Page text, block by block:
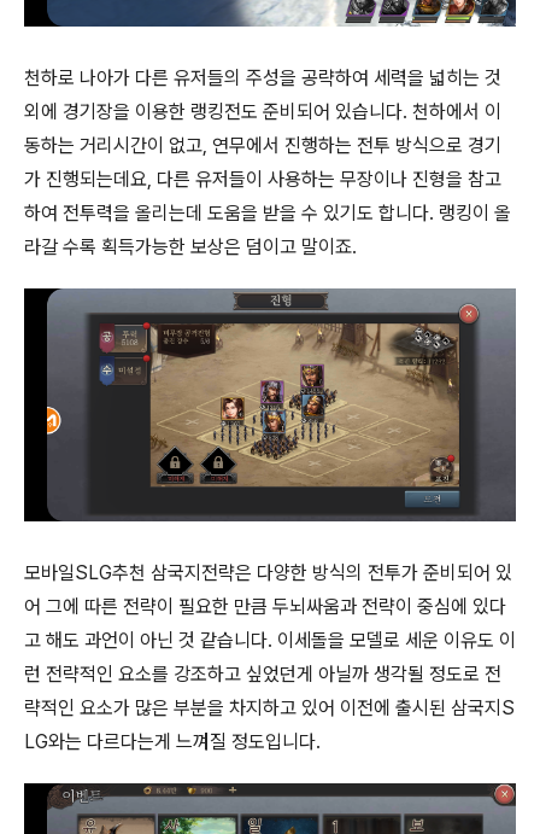
천하로 나아가 다른 유저들의 주성을 공략하여 세력을 넓히는 것
외에 경기장을 이용한 랭킹전도 준비되어 있습니다. 천하에서 이
동하는 거리시간이 없고, 연무에서 진행하는 전투 방식으로 경기
가 진행되는데요, 다른 유저들이 사용하는 무장이나 진형을 참고
하여 전투력을 올리는데 도움을 받을 수 있기도 합니다. 랭킹이 올
라갈 수록 획득가능한 보상은 덤이고 말이죠.
모바일SLG추천 삼국지전략은 다양한 방식의 전투가 준비되어 있
어 그에 따른 전략이 필요한 만큼 두뇌싸움과 전략이 중심에 있다
고 해도 과언이 아닌 것 같습니다. 이세돌을 모델로 세운 이유도 이
런 전략적인 요소를 강조하고 싶었던게 아닐까 생각될 정도로 전
략적인 요소가 많은 부분을 차지하고 있어 이전에 출시된 삼국지S
LG와는 다르다는게 느껴질 정도입니다.